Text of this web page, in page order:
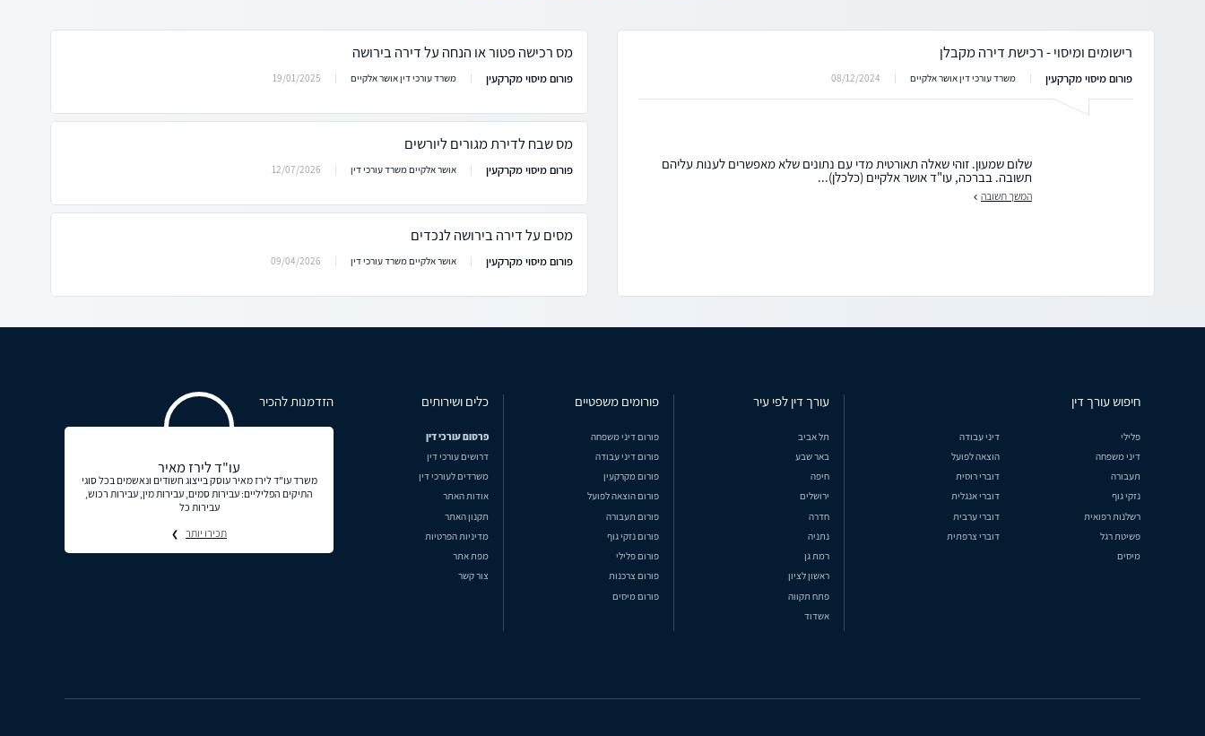
רישומים ומיסוי - רכישת דירה מקבלן
פורום מיסוי מקרקעין משרד עורכי דין אושר אלקיים 08/12/2024
שלום שמעון. זוהי שאלה תאורטית מדי עם נתונים שלא מאפשרים לענות עליהם
תשובה. בברכה, עו"ד אושר אלקיים (כלכלן)...
המשך תשובה
מס רכישה פטור או הנחה על דירה בירושה
פורום מיסוי מקרקעין משרד עורכי דין אושר אלקיים 19/01/2025
מס שבח לדירת מגורים ליורשים
פורום מיסוי מקרקעין אושר אלקיים משרד עורכי דין 12/07/2026
מסים על דירה בירושה לנכדים
פורום מיסוי מקרקעין אושר אלקיים משרד עורכי דין 09/04/2026
חיפוש עורך דין
פלילי
דיני עבודה
דיני משפחה
הוצאה לפועל
תעבורה
דוברי רוסית
נזקי גוף
דוברי אנגלית
רשלנות רפואית
דוברי ערבית
פשיטת רגל
דוברי צרפתית
מיסים
עורך דין לפי עיר
תל אביב
באר שבע
חיפה
ירושלים
חדרה
נתניה
רמת גן
ראשון לציון
פתח תקווה
אשדוד
פורומים משפטיים
פורום דיני משפחה
פורום דיני עבודה
פורום מקרקעין
פורום הוצאה לפועל
פורום תעבורה
פורום נזקי גוף
פורום פלילי
פורום צרכנות
פורום מיסים
כלים ושירותים
פרסום עורכי דין
דרושים עורכי דין
משרדים לעורכי דין
אודות האתר
תקנון האתר
מדיניות הפרטיות
מפת אתר
צור קשר
הזדמנות להכיר
עו"ד לירז מאיר
משרד עו"ד לירז מאיר עוסק בייצוג חשודים ונאשמים בכל סוגי
התיקים הפליליים: עבירות סמים, עבירות מין, עבירות רכוש,
עבירות כל
תכירו יותר